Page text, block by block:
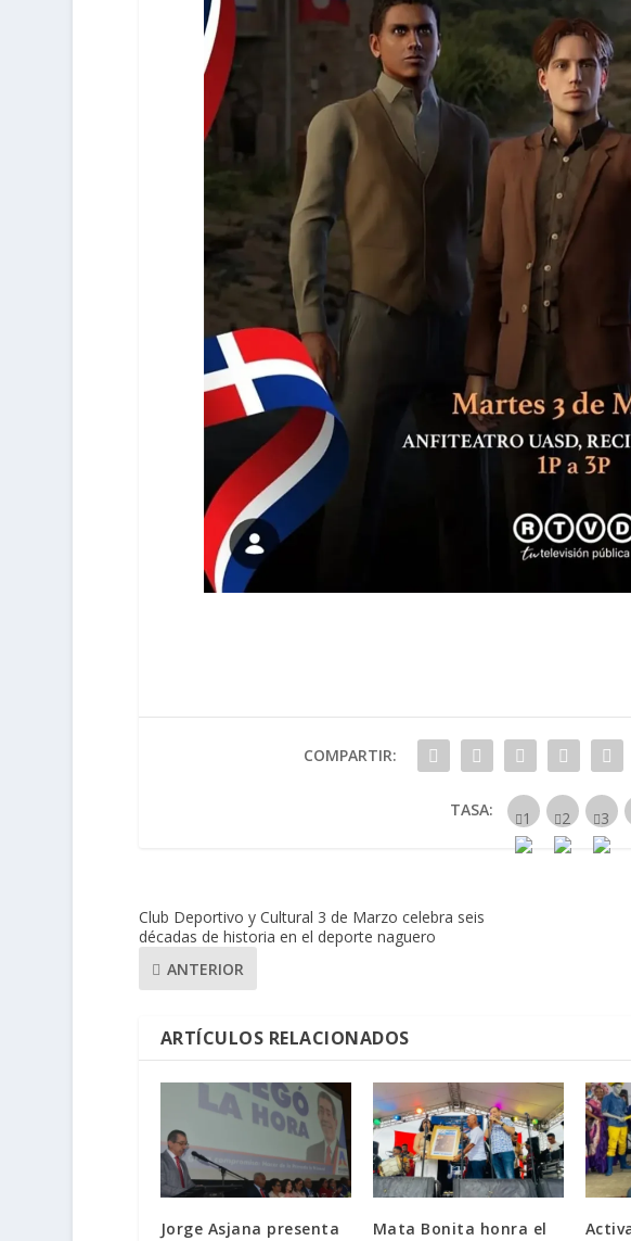
COMPARTIR:
TASA:
Club Deportivo y Cultural 3 de Marzo celebra seis
décadas de historia en el deporte naguero
ANTERIOR
ARTÍCULOS RELACIONADOS
Jorge Asjana presenta
Mata Bonita honra el